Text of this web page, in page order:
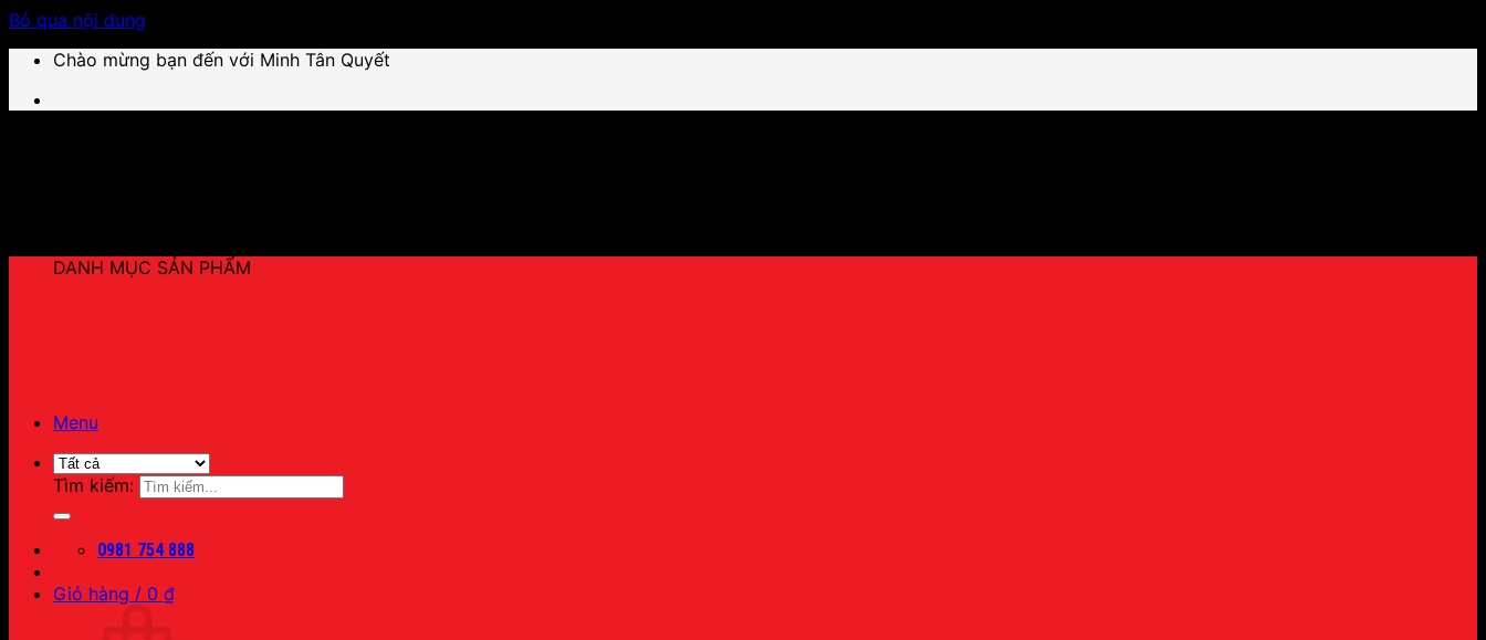
Bỏ qua nội dung
Chào mừng bạn đến với Minh Tân Quyết
Menu
Tìm kiếm:
0981 754 888
Giỏ hàng / 0 ₫
DANH MỤC SẢN PHẨM